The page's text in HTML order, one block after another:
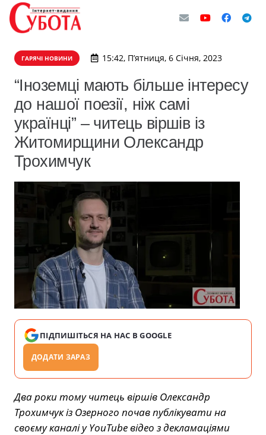
ГАРЯЧІ НОВИНИ 15:42, П’ятниця, 6 Січня, 2023
“Іноземці мають більше інтересу
до нашої поезії, ніж самі
українці” – читець віршів із
Житомирщини Олександр
Трохимчук
ПІДПИШІТЬСЯ НА НАС В GOOGLE
ДОДАТИ ЗАРАЗ
Два роки тому читець віршів Олександр
Трохимчук із Озерного почав публікувати на
своєму каналі у YouTube відео з декламаціями